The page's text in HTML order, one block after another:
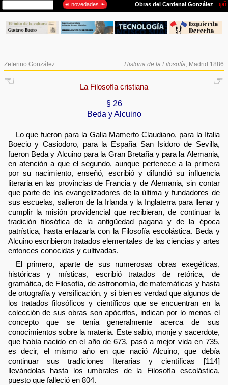
Zeferino González Historia de la Filosofía , Madrid 1886
☜ ☞
La Filosofía cristiana
§ 26
Beda y Alcuino
Lo que fueron para la Galia Mamerto Claudiano, para la Italia
Boecio y Casiodoro, para la España San Isidoro de Sevilla,
fueron Beda y Alcuino para la Gran Bretaña y para la Alemania,
en atención a que el segundo, aunque pertenece a la primera
por su nacimiento, enseñó, escribió y difundió su influencia
literaria en las provincias de Francia y de Alemania, sin contar
que parte de los evangelizadores de la última y fundadores de
sus escuelas, salieron de la Irlanda y la Inglaterra para llenar y
cumplir la misión providencial que recibieran, de continuar la
tradición filosófica de la antigüedad pagana y de la época
patrística, hasta enlazarla con la Filosofía escolástica. Beda y
Alcuino escribieron tratados elementales de las ciencias y artes
entonces conocidas y cultivadas.
El primero, aparte de sus numerosas obras exegéticas,
históricas y místicas, escribió tratados de retórica, de
gramática, de Filosofía, de astronomía, de matemáticas y hasta
de ortografía y versificación, y si bien es verdad que algunos de
los tratados filosóficos y científicos que se encuentran en la
colección de sus obras son apócrifos, indican por lo menos el
concepto que se tenía generalmente acerca de sus
conocimientos sobre la materia. Este sabio, monje y sacerdote,
que había nacido en el año de 673, pasó a mejor vida en 735,
es decir, el mismo año en que nació Alcuino, que debía
continuar sus tradiciones literarias y científicas [114]
llevándolas hasta los umbrales de la Filosofía escolástica,
puesto que falleció en 804.